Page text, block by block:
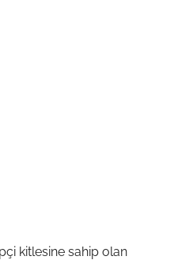
kitlesine sahip olan